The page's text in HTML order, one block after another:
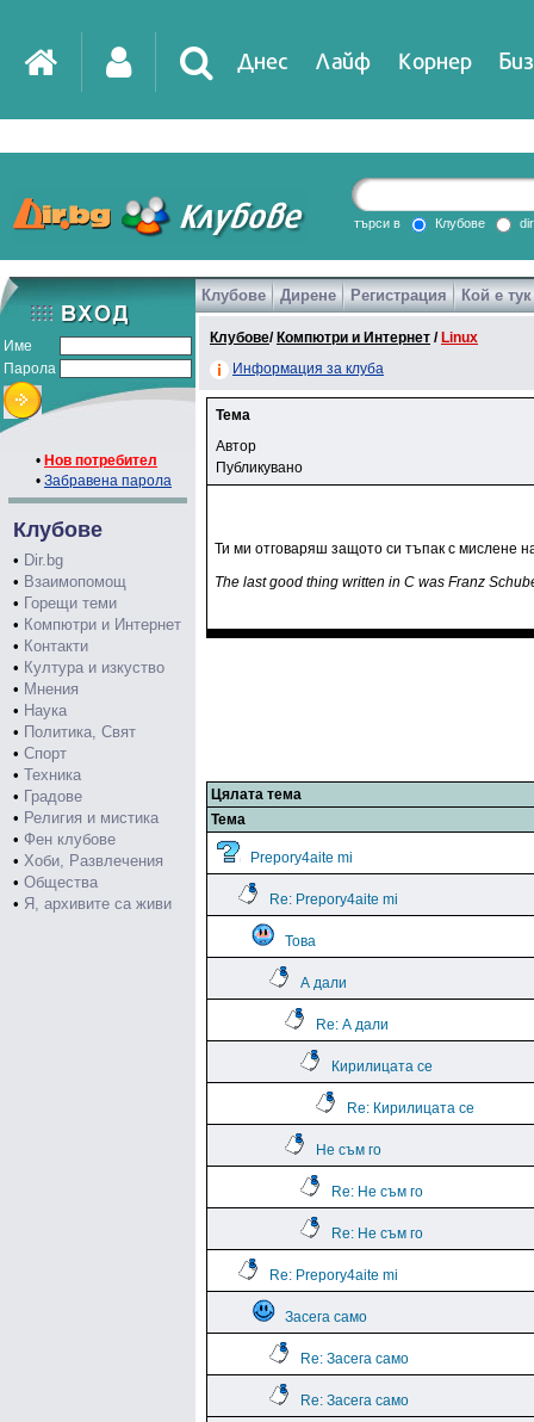
Днес Лайф Корнер
DirTV Impressio
Games
търси в Клубове
Име
Парола
• Нов потребител
• Забравена парола
Клубове
• Dir.bg
• Взаимопомощ
• Горещи теми
• Компютри и Интернет
• Контакти
• Култура и изкуство
• Мнения
• Наука
• Политика, Свят
• Спорт
• Техника
• Градове
• Религия и мистика
• Фен клубове
• Хоби, Развлечения
• Общества
• Я, архивите са живи
Клубове Дирене Регистрация Кой е тук
Клубове/ Компютри и Интернет / Linux
Информация за клуба
Тема
Автор
Публикувано
Ти ми отговаряш защото си тъпак с мислене
The last good thing written in C was Franz
Цялата тема
Тема
Prepory4aite mi
Re: Prepory4aite mi
Това
А дали
Re: А дали
Кирилицата се
Re: Кирилицата се
Не съм го
Re: Не съм го
Re: Не съм го
Re: Prepory4aite mi
Засега само
Re: Засега само
Re: Засега само